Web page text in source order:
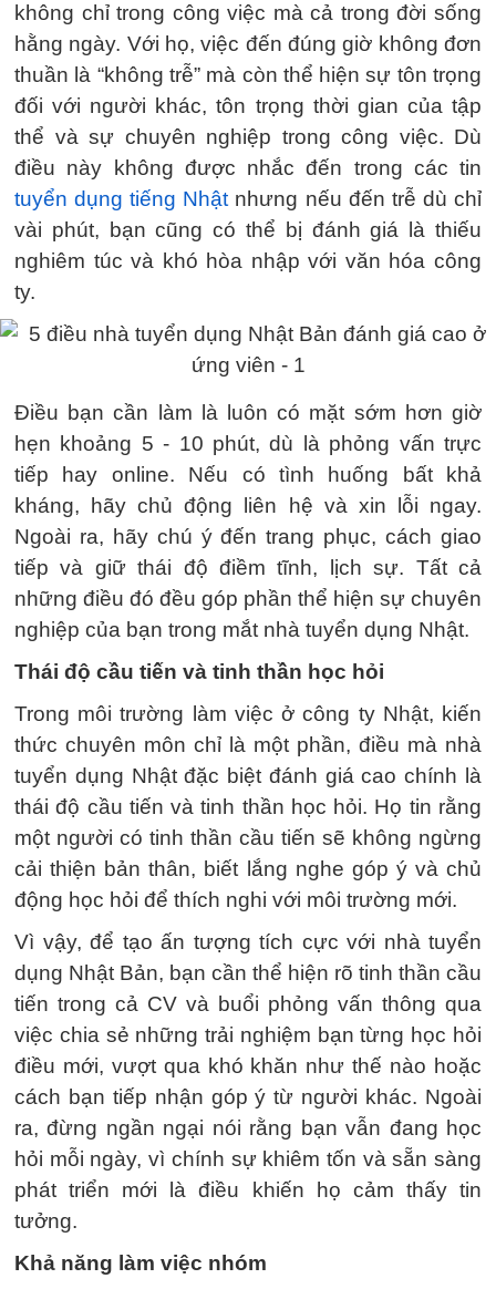
không chỉ trong công việc mà cả trong đời sống
hằng ngày. Với họ, việc đến đúng giờ không đơn
thuần là “không trễ” mà còn thể hiện sự tôn trọng
đối với người khác, tôn trọng thời gian của tập
thể và sự chuyên nghiệp trong công việc. Dù
điều này không được nhắc đến trong các tin
tuyển dụng tiếng Nhật nhưng nếu đến trễ dù chỉ
vài phút, bạn cũng có thể bị đánh giá là thiếu
nghiêm túc và khó hòa nhập với văn hóa công
ty.
Điều bạn cần làm là luôn có mặt sớm hơn giờ
hẹn khoảng 5 - 10 phút, dù là phỏng vấn trực
tiếp hay online. Nếu có tình huống bất khả
kháng, hãy chủ động liên hệ và xin lỗi ngay.
Ngoài ra, hãy chú ý đến trang phục, cách giao
tiếp và giữ thái độ điềm tĩnh, lịch sự. Tất cả
những điều đó đều góp phần thể hiện sự chuyên
nghiệp của bạn trong mắt nhà tuyển dụng Nhật.
Thái độ cầu tiến và tinh thần học hỏi
Trong môi trường làm việc ở công ty Nhật, kiến
thức chuyên môn chỉ là một phần, điều mà nhà
tuyển dụng Nhật đặc biệt đánh giá cao chính là
thái độ cầu tiến và tinh thần học hỏi. Họ tin rằng
một người có tinh thần cầu tiến sẽ không ngừng
cải thiện bản thân, biết lắng nghe góp ý và chủ
động học hỏi để thích nghi với môi trường mới.
Vì vậy, để tạo ấn tượng tích cực với nhà tuyển
dụng Nhật Bản, bạn cần thể hiện rõ tinh thần cầu
tiến trong cả CV và buổi phỏng vấn thông qua
việc chia sẻ những trải nghiệm bạn từng học hỏi
điều mới, vượt qua khó khăn như thế nào hoặc
cách bạn tiếp nhận góp ý từ người khác. Ngoài
ra, đừng ngần ngại nói rằng bạn vẫn đang học
hỏi mỗi ngày, vì chính sự khiêm tốn và sẵn sàng
phát triển mới là điều khiến họ cảm thấy tin
tưởng.
Khả năng làm việc nhóm